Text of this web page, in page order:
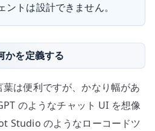
トは設計できません。
かを定義する
は便利ですが、かなり幅があ
のようなチャット UI を想像
Studio のようなローコードツ